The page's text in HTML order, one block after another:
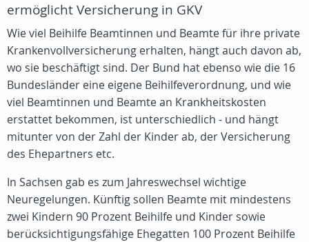
ermöglicht Versicherung in GKV
Wie viel Beihilfe Beamtinnen und Beamte für ihre private
Krankenvollversicherung erhalten, hängt auch davon ab,
wo sie beschäftigt sind. Der Bund hat ebenso wie die 16
Bundesländer eine eigene Beihilfeverordnung, und wie
viel Beamtinnen und Beamte an Krankheitskosten
erstattet bekommen, ist unterschiedlich - und hängt
mitunter von der Zahl der Kinder ab, der Versicherung
des Ehepartners etc.
In Sachsen gab es zum Jahreswechsel wichtige
Neuregelungen. Künftig sollen Beamte mit mindestens
zwei Kindern 90 Prozent Beihilfe und Kinder sowie
berücksichtigungsfähige Ehegatten 100 Prozent Beihilfe